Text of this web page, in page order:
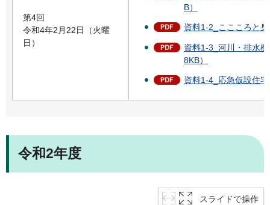
第4回
令和4年2月22日（火曜
日）
B）
資料1-2_ここころと
資料1-3_河川・排水
8KB）
資料1-4_応急仮設住
令和2年度
スライドで操作